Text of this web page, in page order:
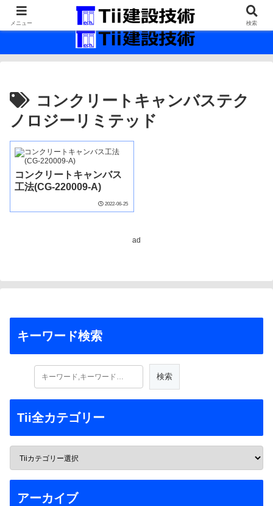
最新の建設技術の情報インフラ。
コンクリートキャンバステク
ノロジーリミテッド
コンクリートキャンバス
工法(CG-220009-A)
2022-06-25
ad
キーワード検索
Tii全カテゴリー
アーカイブ
メニュー 検索